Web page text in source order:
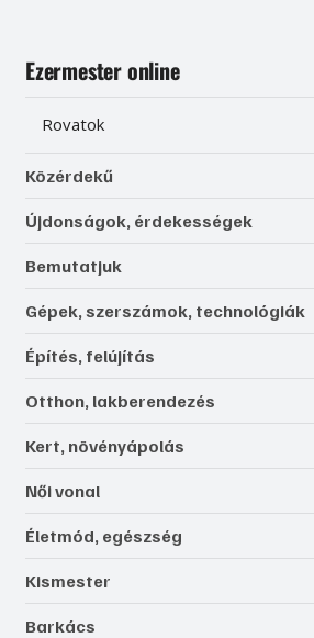
Ezermester online
Rovatok
Közérdekű
Újdonságok, érdekességek
Bemutatjuk
Gépek, szerszámok, technológiák
Építés, felújítás
Otthon, lakberendezés
Kert, növényápolás
Női vonal
Életmód, egészség
Kismester
Barkács